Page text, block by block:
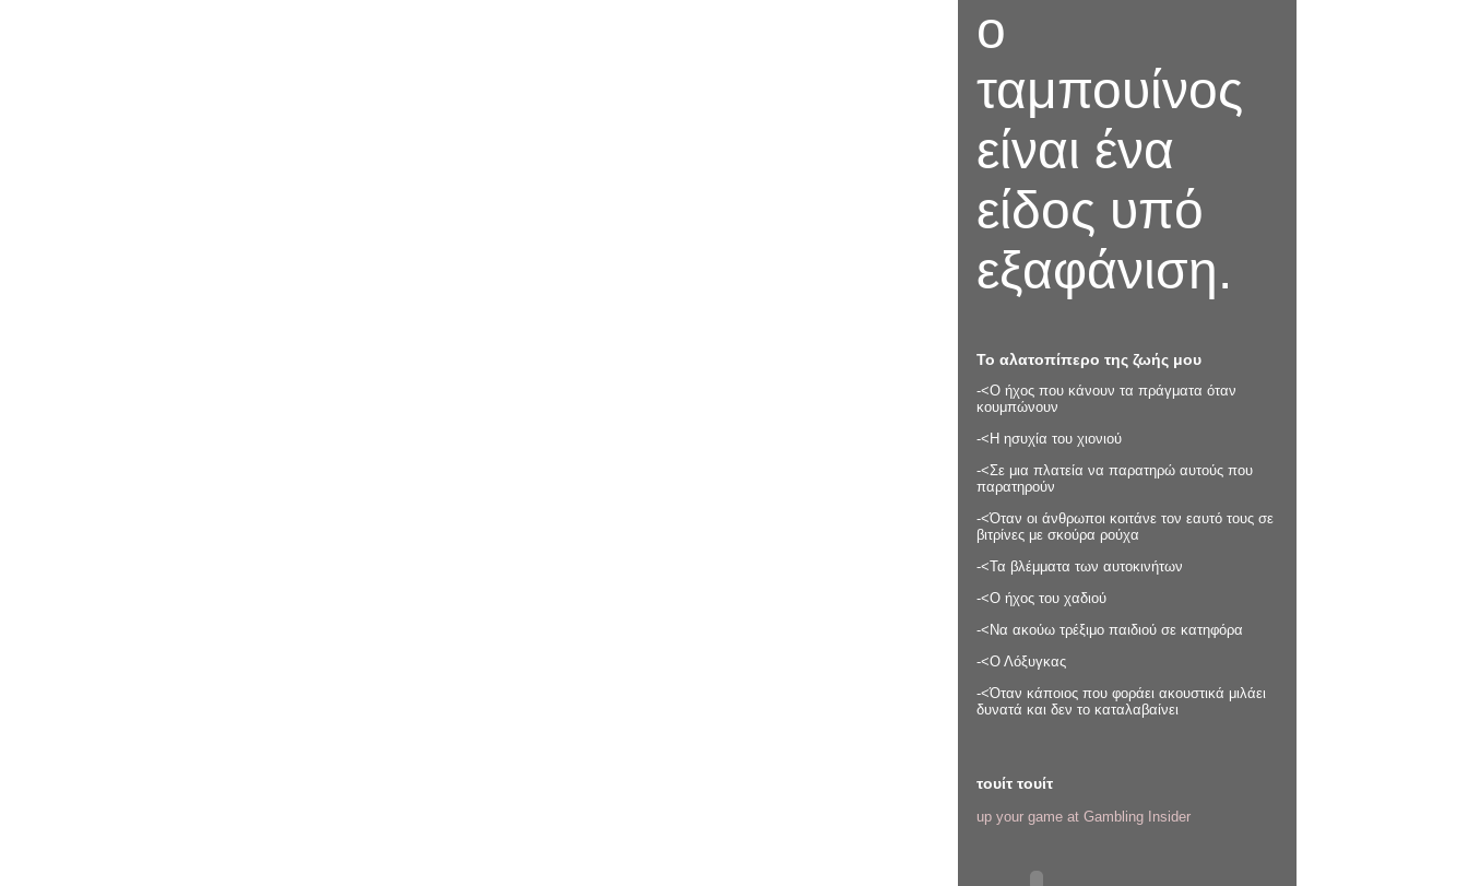
ο
ταμπουίνος
είναι ένα
είδος υπό
εξαφάνιση.
Το αλατοπίπερο της ζωής μου
-<Ο ήχος που κάνουν τα πράγματα όταν
κουμπώνουν
-<Η ησυχία του χιονιού
-<Σε μια πλατεία να παρατηρώ αυτούς που
παρατηρούν
-<Όταν οι άνθρωποι κοιτάνε τον εαυτό τους σε
βιτρίνες με σκούρα ρούχα
-<Τα βλέμματα των αυτοκινήτων
-<Ο ήχος του χαδιού
-<Να ακούω τρέξιμο παιδιού σε κατηφόρα
-<Ο Λόξυγκας
-<Όταν κάποιος που φοράει ακουστικά μιλάει
δυνατά και δεν το καταλαβαίνει
τουίτ τουίτ
up your game at Gambling Insider